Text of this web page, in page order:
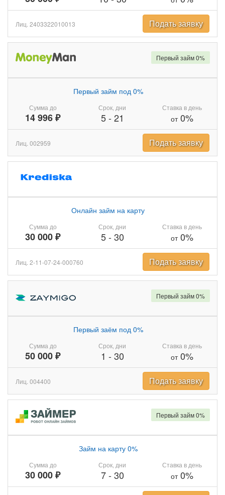
Лиц. 2403322010013 Подать заявку
Сумма до
14 996 ₽
Первый займ под 0%
Срок, дни
5- 21
Ставка в день
от0%
Первый займ 0%
Лиц. 002959 Подать заявку
Сумма до
30 000 ₽
Онлайн займ на карту
Срок, дни
5- 30
Ставка в день
от0%
Лиц. 2-11-07-24-000760 Подать заявку
Сумма до
50 000 ₽
Первый заём под 0%
Срок, дни
1 - 30
Ставка в день
от0%
Первый займ 0%
Лиц. 004400 Подать заявку
Сумма до
30 000 ₽
Займ на карту 0%
Срок, дни
7- 30
Ставка в день
от0%
Первый займ 0%